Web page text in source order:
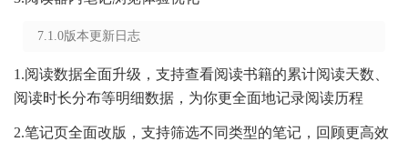
7.1.0版本更新日志
1.阅读数据全面升级，支持查看阅读书籍的累计阅读天数、
阅读时长分布等明细数据，为你更全面地记录阅读历程
2.笔记页全面改版，支持筛选不同类型的笔记，回顾更高效